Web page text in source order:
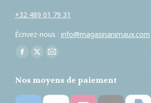
+32 489 01 79 31
Écrivez-nous : info@magasinanimaux.com
Trouvez nous sur :
Facebook
opens
in
X
opens
in
E-
page
opens
Nos moyens de paiement